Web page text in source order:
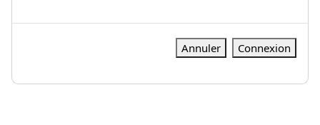
Annuler Connexion